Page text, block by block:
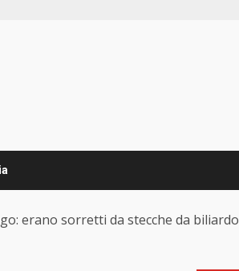
erano sorretti da stecche da biliardo